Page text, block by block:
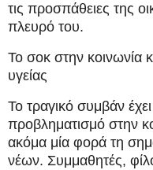
τις προσπάθειες της
πλευρό του.
Το σοκ στην κοινωνία
υγείας
Το τραγικό συμβάν
προβληματισμό στην
ακόμα μία φορά τη
νέων. Συμμαθητές,